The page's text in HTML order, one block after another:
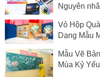
Nguyên
Vỏ Hộp
Dạng Mẫu
Mẫu Vẽ
Mùa Kỷ Yếu